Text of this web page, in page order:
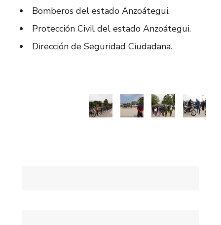
Bomberos del estado Anzoátegui.
Protección Civil del estado Anzoátegui.
Dirección de Seguridad Ciudadana.